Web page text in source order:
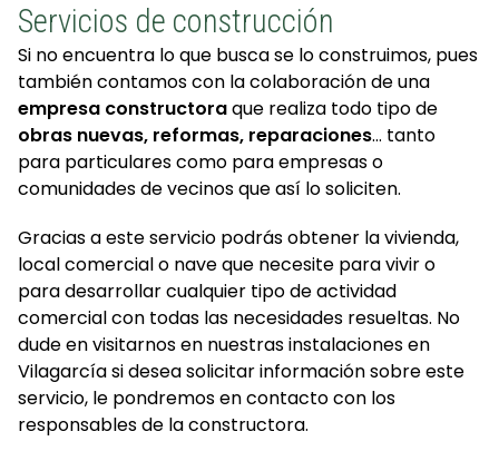
Servicios de construcción
Si no encuentra lo que busca se lo construimos, pues
también contamos con la colaboración de una
empresa constructoraque realiza todo tipo de
obras nuevas, reformas, reparaciones… tanto
para particulares como para empresas o
comunidades de vecinos que así lo soliciten.
Gracias a este servicio podrás obtener la vivienda,
local comercial o nave que necesite para vivir o
para desarrollar cualquier tipo de actividad
comercial con todas las necesidades resueltas. No
dude en visitarnos en nuestras instalaciones en
Vilagarcía si desea solicitar información sobre este
servicio, le pondremos en contacto con los
responsables de la constructora.